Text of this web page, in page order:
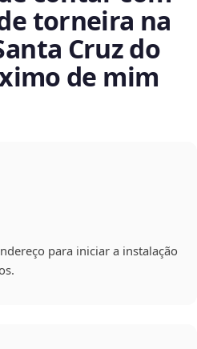
torneira na
Cruz do
de mim
para iniciar a instalação